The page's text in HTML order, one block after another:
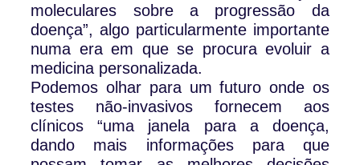
moleculares sobre a progressão da
doença”, algo particularmente importante
numa era em que se procura evoluir a
medicina personalizada.
Podemos olhar para um futuro onde os
testes não-invasivos fornecem aos
clínicos “uma janela para a doença,
dando mais informações para que